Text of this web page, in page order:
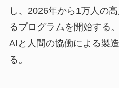
し、2026年から1万人の
るプログラムを開始する
AIと人間の協働による製
る。